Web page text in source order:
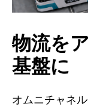
物流を
基盤に
オムニチャネ